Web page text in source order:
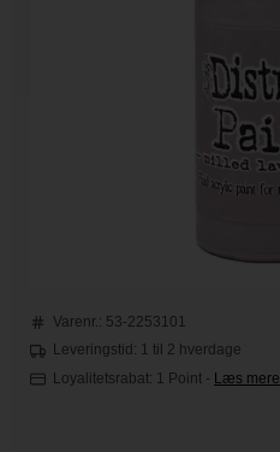
Varenr.: 53-2253101
Leveringstid: 1 til 2 hverdage
Loyalitetsrabat: 1 Point - Læs mere